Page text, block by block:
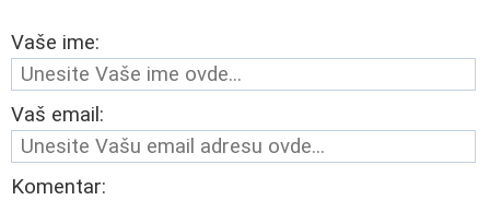
Vaše ime:
Vaš email:
Komentar: